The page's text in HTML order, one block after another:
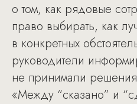
о том, как рядовые
право выбирать, как
в конкретных
руководители
не принимали
«Между “сказано” и